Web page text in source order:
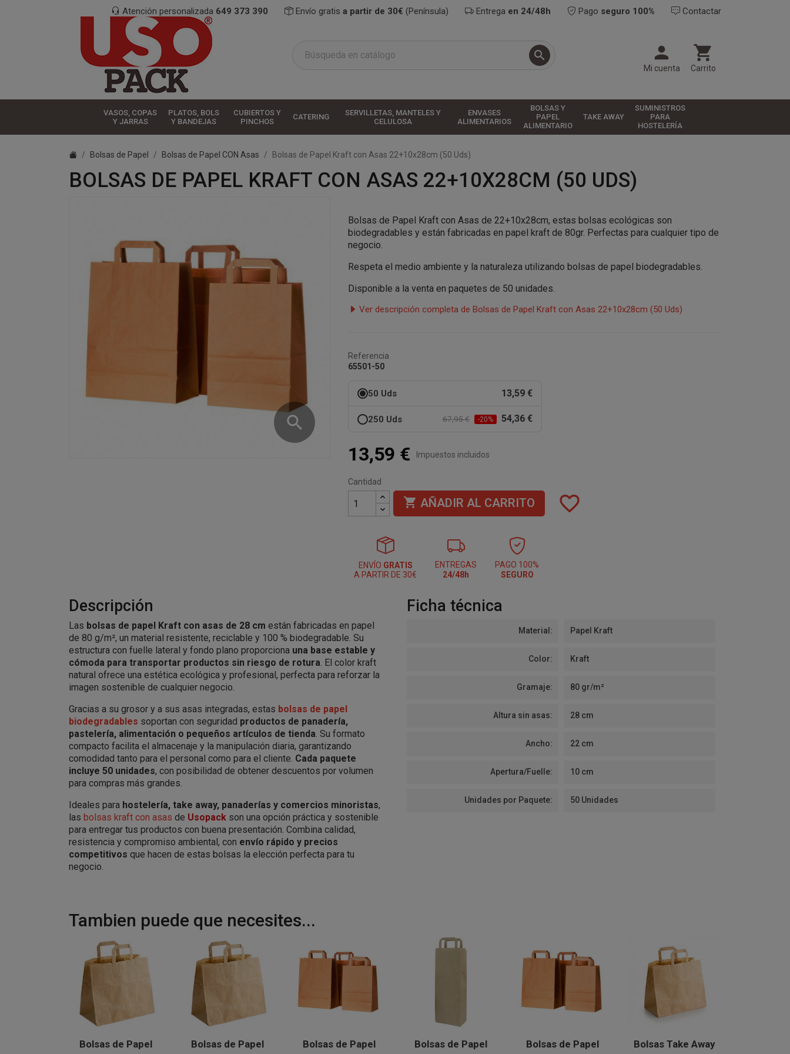
Atención personalizada 649 373 390 Envío gratis a partir de 30€ (Península) Entrega en 24/48h Pago seguro 100% Contactar
 
Mi cuenta

Carrito
VASOS, COPAS
Y JARRAS
PLATOS, BOLS
Y BANDEJAS
CUBIERTOS Y
PINCHOS
CATERING
SERVILLETAS, MANTELES Y
CELULOSA
ENVASES
ALIMENTARIOS
BOLSAS Y
PAPEL
ALIMENTARIO
TAKE AWAY
SUMINISTROS
PARA
HOSTELERÍA
Bolsas de Papel Bolsas de Papel CON Asas Bolsas de Papel Kraft con Asas 22+10x28cm (50 Uds)
BOLSAS DE PAPEL KRAFT CON ASAS 22+10X28CM (50 UDS)
search
Bolsas de Papel Kraft con Asas de 22+10x28cm, estas bolsas ecológicas son
biodegradables y están fabricadas en papel kraft de 80gr. Perfectas para cualquier tipo de
negocio.
Respeta el medio ambiente y la naturaleza utilizando bolsas de papel biodegradables.
Disponible a la venta en paquetes de 50 unidades.
Ver descripción completa de Bolsas de Papel Kraft con Asas 22+10x28cm (50 Uds)
Referencia
65501-50
50 Uds 13,59 €
250 Uds 67,95 € -20% 54,36 €
13,59 € Impuestos incluidos
Cantidad
 AÑADIR AL CARRITO favorite_border
ENVÍO GRATIS
A PARTIR DE 30€
ENTREGAS
24/48h
PAGO 100%
SEGURO
Descripción
Las bolsas de papel Kraft con asas de 28 cm están fabricadas en papel
de 80 g/m², un material resistente, reciclable y 100 % biodegradable. Su
estructura con fuelle lateral y fondo plano proporciona una base estable y
cómoda para transportar productos sin riesgo de rotura. El color kraft
natural ofrece una estética ecológica y profesional, perfecta para reforzar la
imagen sostenible de cualquier negocio.
Gracias a su grosor y a sus asas integradas, estas bolsas de papel
biodegradables soportan con seguridad productos de panadería,
pastelería, alimentación o pequeños artículos de tienda. Su formato
compacto facilita el almacenaje y la manipulación diaria, garantizando
comodidad tanto para el personal como para el cliente. Cada paquete
incluye 50 unidades, con posibilidad de obtener descuentos por volumen
para compras más grandes.
Ideales para hostelería, take away, panaderías y comercios minoristas,
las bolsas kraft con asas de Usopack son una opción práctica y sostenible
para entregar tus productos con buena presentación. Combina calidad,
resistencia y compromiso ambiental, con envío rápido y precios
competitivos que hacen de estas bolsas la elección perfecta para tu
negocio.
Ficha técnica
Material: Papel Kraft
Color: Kraft
Gramaje: 80 gr/m²
Altura sin asas: 28 cm
Ancho: 22 cm
Apertura/Fuelle: 10 cm
Unidades por Paquete: 50 Unidades
Tambien puede que necesites...
Bolsas de Papel
Bolsas de Papel
Bolsas de Papel
Bolsas de Papel
Bolsas de Papel
Bolsas Take Away